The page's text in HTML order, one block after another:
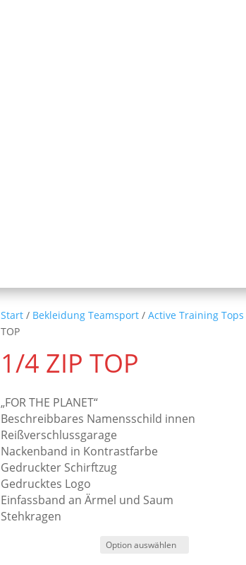
Start / Bekleidung Teamsport /Active Training Tops
TOP
1/4 ZIP TOP
„FOR THE PLANET“
Beschreibbares Namensschild innen
Reißverschlussgarage
Nackenband in Kontrastfarbe
Gedruckter Schirftzug
Gedrucktes Logo
Einfassband an Ärmel und Saum
Stehkragen